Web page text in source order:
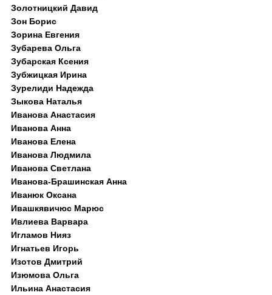
Золотницкий Давид
Зон Борис
Зорина Евгения
Зубарева Ольга
Зубарская Ксения
Зубжицкая Ирина
Зурелиди Надежда
Зыкова Наталья
Иванова Анастасия
Иванова Анна
Иванова Елена
Иванова Людмила
Иванова Светлана
Иванова-Брашинская Анна
Иванюк Оксана
Ивашкявичюс Марюс
Ивлиева Варвара
Игламов Нияз
Игнатьев Игорь
Изотов Дмитрий
Изюмова Ольга
Ильина Анастасия